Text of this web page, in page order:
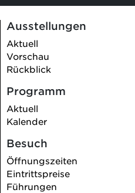
Ausstellungen
Aktuell
Vorschau
Rückblick
Programm
Aktuell
Kalender
Besuch
Öffnungszeiten
Eintrittspreise
Führungen